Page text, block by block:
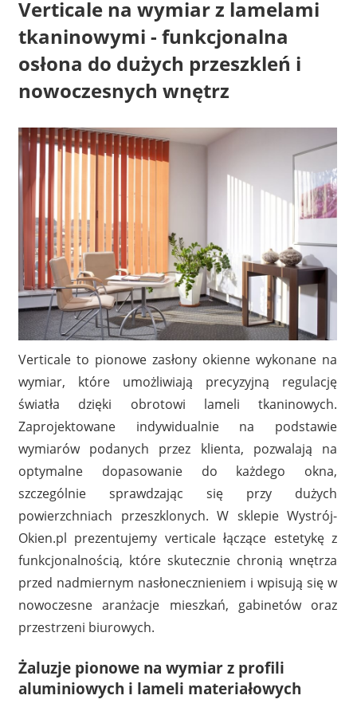
Verticale na wymiar z lamelami
tkaninowymi - funkcjonalna
osłona do dużych przeszkleń i
nowoczesnych wnętrz
Verticale to pionowe zasłony okienne wykonane na
wymiar, które umożliwiają precyzyjną regulację
światła dzięki obrotowi lameli tkaninowych.
Zaprojektowane indywidualnie na podstawie
wymiarów podanych przez klienta, pozwalają na
optymalne dopasowanie do każdego okna,
szczególnie sprawdzając się przy dużych
powierzchniach przeszklonych. W sklepie Wystrój-
Okien.pl prezentujemy verticale łączące estetykę z
funkcjonalnością, które skutecznie chronią wnętrza
przed nadmiernym nasłonecznieniem i wpisują się w
nowoczesne aranżacje mieszkań, gabinetów oraz
przestrzeni biurowych.
Żaluzje pionowe na wymiar z profili
aluminiowych i lameli materiałowych